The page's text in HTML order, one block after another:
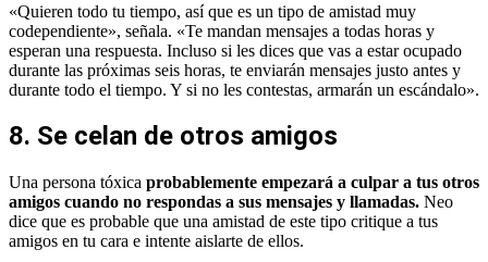
«Quieren todo tu tiempo, así que es un tipo de amistad muy
codependiente», señala. «Te mandan mensajes a todas horas y
esperan una respuesta. Incluso si les dices que vas a estar ocupado
durante las próximas seis horas, te enviarán mensajes justo antes y
durante todo el tiempo. Y si no les contestas, armarán un escándalo».
8. Se celan de otros amigos
Una persona tóxica probablemente empezará a culpar a tus otros
amigos cuando no respondas a sus mensajes y llamadas. Neo
dice que es probable que una amistad de este tipo critique a tus
amigos en tu cara e intente aislarte de ellos.